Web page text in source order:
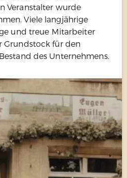
Veranstalter wurde
Viele langjährige
und treue Mitarbeiter
Grundstock für den
des Unternehmens.